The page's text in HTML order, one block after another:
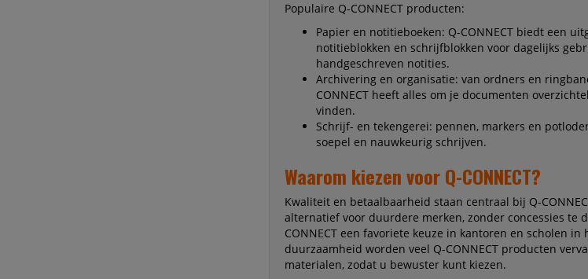
Populaire Q-CONNECT producten:
Papier en notitieboeken: Q-CONNECT biedt een
notitieblokken en schrijfblokken voor dagelijks
handgeschreven notities.
Archivering en organisatie: van ordners en
CONNECT heeft alles om je documenten
vinden.
Schrijf- en tekengerei: pennen, markers en
soepel en nauwkeurig schrijven.
Waarom kiezen voor Q-CONNECT?
Kwaliteit en betaalbaarheid staan centraal bij Q-
alternatief voor duurdere merken, zonder concessies te
CONNECT een favoriete keuze in kantoren en scholen
duurzaamheid worden veel Q-CONNECT producten
materialen, zodat u bewuster kunt kiezen.